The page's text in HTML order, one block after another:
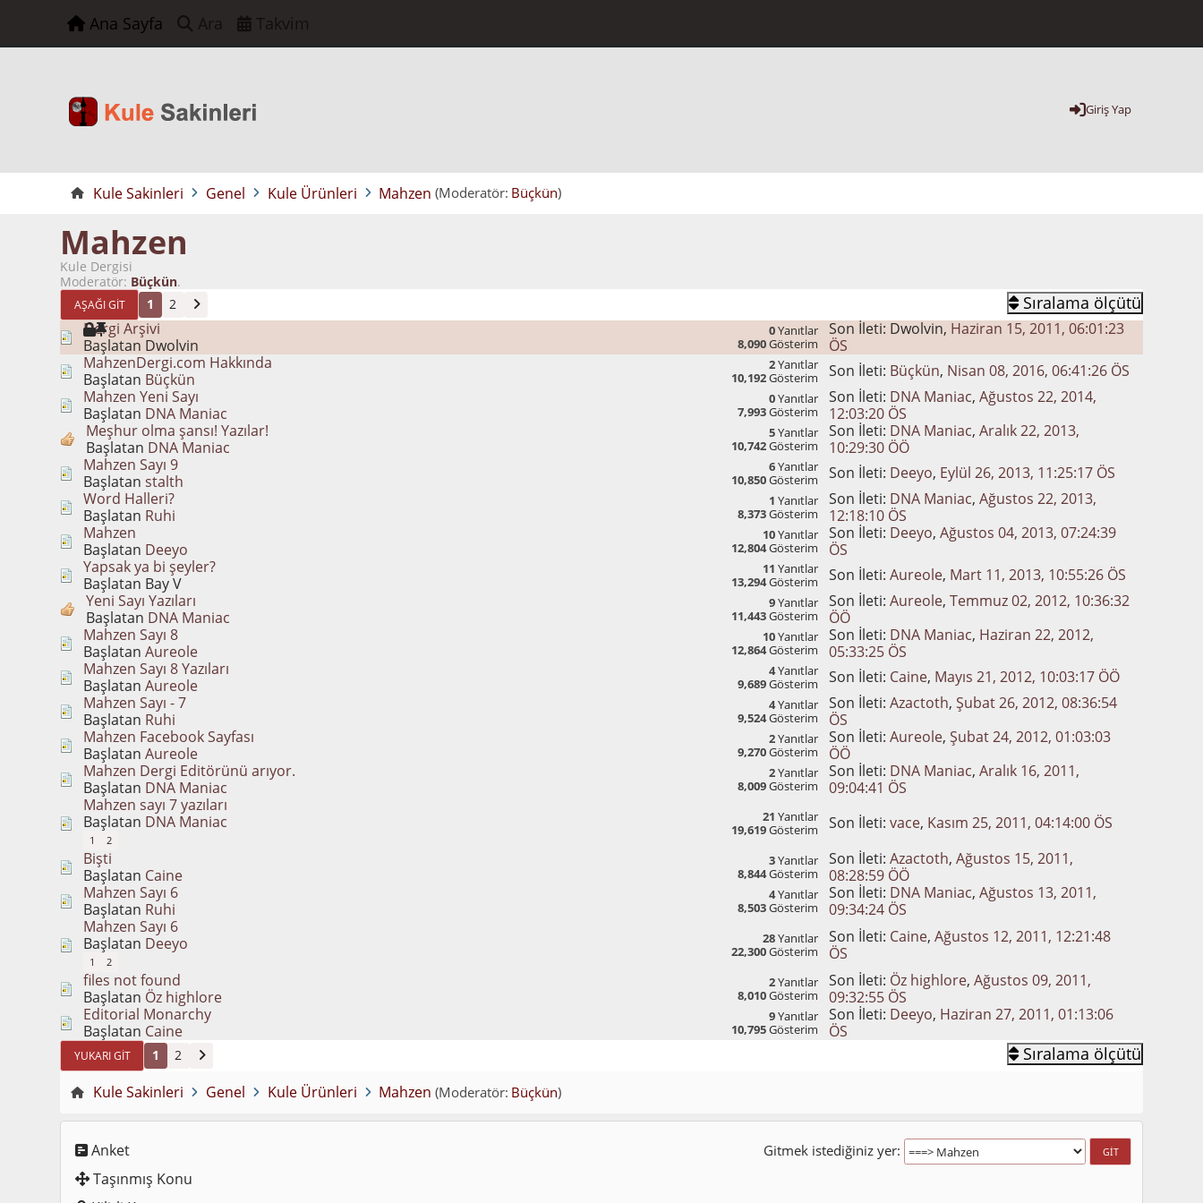
Ana Sayfa Ara Takvim
Giriş Yap
Kule Sakinleri Genel Kule Ürünleri Mahzen (Moderatör: Büçkün)
Mahzen
Kule Dergisi
Moderatör: Büçkün.
AŞAĞI GIT 1 2 Sıralama ölçütü
Dergi Arşivi
Başlatan Dwolvin
0Yanıtlar
8,090Gösterim
Son İleti: Dwolvin, Haziran 15, 2011, 06:01:23
ÖS
MahzenDergi.com Hakkında
Başlatan Büçkün
2Yanıtlar
10,192Gösterim Son İleti: Büçkün, Nisan 08, 2016, 06:41:26 ÖS
Mahzen Yeni Sayı
Başlatan DNA Maniac
0Yanıtlar
7,993Gösterim
Son İleti: DNA Maniac, Ağustos 22, 2014,
12:03:20 ÖS
Meşhur olma şansı! Yazılar!
Başlatan DNA Maniac
5Yanıtlar
10,742Gösterim
Son İleti: DNA Maniac, Aralık 22, 2013,
10:29:30 ÖÖ
Mahzen Sayı 9
Başlatanstalth
6Yanıtlar
10,850Gösterim Son İleti: Deeyo, Eylül 26, 2013, 11:25:17 ÖS
Word Halleri?
Başlatan Ruhi
1 Yanıtlar
8,373Gösterim
Son İleti: DNA Maniac, Ağustos 22, 2013,
12:18:10 ÖS
Mahzen
Başlatan Deeyo
10Yanıtlar
12,804Gösterim
Son İleti: Deeyo, Ağustos 04, 2013, 07:24:39
ÖS
Yapsak ya bi şeyler?
Başlatan Bay V
11 Yanıtlar
13,294Gösterim Son İleti: Aureole, Mart 11, 2013, 10:55:26 ÖS
Yeni Sayı Yazıları
Başlatan DNA Maniac
9Yanıtlar
11,443Gösterim
Son İleti: Aureole, Temmuz 02, 2012, 10:36:32
ÖÖ
Mahzen Sayı 8
BaşlatanAureole
10Yanıtlar
12,864Gösterim
Son İleti: DNA Maniac, Haziran 22, 2012,
05:33:25 ÖS
Mahzen Sayı 8 Yazıları
BaşlatanAureole
4Yanıtlar
9,689Gösterim Son İleti: Caine, Mayıs 21, 2012, 10:03:17 ÖÖ
Mahzen Sayı - 7
Başlatan Ruhi
4Yanıtlar
9,524Gösterim
Son İleti: Azactoth, Şubat 26, 2012, 08:36:54
ÖS
Mahzen Facebook Sayfası
BaşlatanAureole
2Yanıtlar
9,270Gösterim
Son İleti: Aureole, Şubat 24, 2012, 01:03:03
ÖÖ
Mahzen Dergi Editörünü arıyor.
Başlatan DNA Maniac
2Yanıtlar
8,009Gösterim
Son İleti: DNA Maniac, Aralık 16, 2011,
09:04:41 ÖS
Mahzen sayı 7 yazıları
Başlatan DNA Maniac
1 2
21 Yanıtlar
19,619Gösterim Son İleti: vace, Kasım 25, 2011, 04:14:00 ÖS
Bişti
Başlatan Caine
3Yanıtlar
8,844Gösterim
Son İleti: Azactoth, Ağustos 15, 2011,
08:28:59 ÖÖ
Mahzen Sayı 6
Başlatan Ruhi
4Yanıtlar
8,503Gösterim
Son İleti: DNA Maniac, Ağustos 13, 2011,
09:34:24 ÖS
Mahzen Sayı 6
Başlatan Deeyo
1 2
28Yanıtlar
22,300Gösterim
Son İleti: Caine, Ağustos 12, 2011, 12:21:48
ÖS
files not found
Başlatan Öz highlore
2Yanıtlar
8,010Gösterim
Son İleti: Öz highlore, Ağustos 09, 2011,
09:32:55 ÖS
Editorial Monarchy
Başlatan Caine
9Yanıtlar
10,795Gösterim
Son İleti: Deeyo, Haziran 27, 2011, 01:13:06
ÖS
YUKARI GIT 1 2 Sıralama ölçütü
Kule Sakinleri Genel Kule Ürünleri Mahzen (Moderatör: Büçkün)
Gitmek istediğiniz yer
Anket
Taşınmış Konu